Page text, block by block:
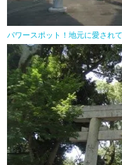
パワースポット！地元に愛され